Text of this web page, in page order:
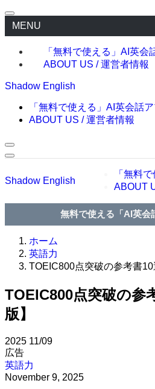
MENU
「無料で使える」AI英会
ABOUT US / 運営者情報
Shadow English
「無料で使える」AI英会話ア
ABOUT US / 運営者情報
Shadow English
「無料
ABOUT
無料で使える「AI英会
ホーム
英語力
TOEIC800点突破の参考書10
TOEIC800点突破の参
版】
2025 11/09
広告
英語力
November 9, 2025